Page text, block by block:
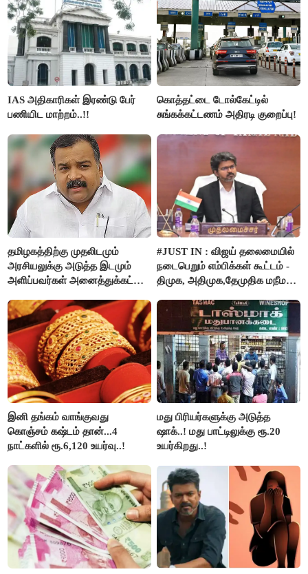
IAS அதிகாரிகள் இரண்டு பேர்
பணியிட மாற்றம்..!!
கொத்தட்டை டோல்கேட்டில்
சுங்கக்கட்டணம் அதிரடி குறைப்பு!
தமிழகத்திற்கு முதலிடமும்
அரசியலுக்கு அடுத்த இடமும்
அளிப்பவர்கள் அனைத்துக்கட்சி
பங்கேற்பார்கள் - மாணிக்கம்
தாகூர்..!!
#JUST IN : விஜய் தலைமையில்
நடைபெறும் எம்பிக்கள் கூட்டம் -
திமுக, அதிமுக,தேமுதிக மநீம
இனி தங்கம் வாங்குவது
கொஞ்சம் கஷ்டம் தான்...4
நாட்களில் ரூ.6,120 உயர்வு..!
மது பிரியர்களுக்கு அடுத்த
ஷாக்..! மது பாட்டிலுக்கு ரூ.20
உயர்கிறது..!